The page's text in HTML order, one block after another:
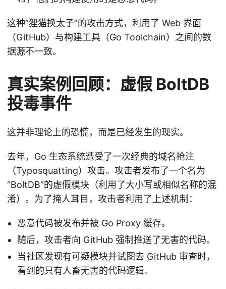
这种“狸猫换太子”的攻击方式，利用了 Web 界面
（GitHub）与构建工具（Go Toolchain）之间的数
据源不一致。
真实案例回顾：虚假 BoltDB
投毒事件
这并非理论上的恐慌，而是已经发生的现实。
去年，Go 生态系统遭受了一次经典的域名抢注
（Typosquatting）攻击。攻击者发布了一个名为
“BoltDB”的虚假模块（利用了大小写或相似名称的混
淆）。为了掩人耳目，攻击者利用了上述机制：
恶意代码被发布并被 Go Proxy 缓存。
随后，攻击者向 GitHub 强制推送了无害的代码。
当社区发现有可疑模块并试图去 GitHub 审查时，
看到的只有人畜无害的代码逻辑。